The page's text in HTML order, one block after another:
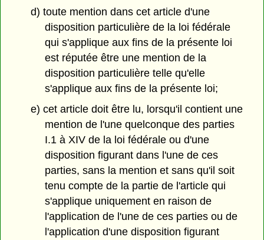
d) toute mention dans cet article d'une
disposition particulière de la loi fédérale
qui s'applique aux fins de la présente loi
est réputée être une mention de la
disposition particulière telle qu'elle
s'applique aux fins de la présente loi;
e) cet article doit être lu, lorsqu'il contient une
mention de l'une quelconque des parties
I.1 à XIV de la loi fédérale ou d'une
disposition figurant dans l'une de ces
parties, sans la mention et sans qu'il soit
tenu compte de la partie de l'article qui
s'applique uniquement en raison de
l'application de l'une de ces parties ou de
l'application d'une disposition figurant